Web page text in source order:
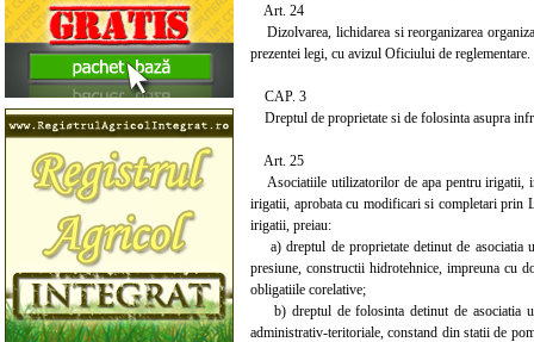
Art. 24
Dizolvarea, lichidarea si reorganizarea
prezentei legi, cu avizul Oficiului de reglementare.
CAP. 3
Dreptul de proprietate si de folosinta asupra
Art. 25
Asociatiile utilizatorilor de apa pentru irigatii,
irigatii, aprobata cu modificari si completari prin
irigatii, preiau:
a) dreptul de proprietate detinut de asociatia
presiune, constructii hidrotehnice, impreuna cu
obligatiile corelative;
b) dreptul de folosinta detinut de asociatia
administrativ-teritoriale, constand din statii de